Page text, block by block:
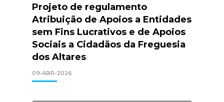
Projeto de regulamento
Atribuição de Apoios a Entidades
sem Fins Lucrativos e de Apoios
Sociais a Cidadãos da Freguesia
dos Altares
09-ABR-2026